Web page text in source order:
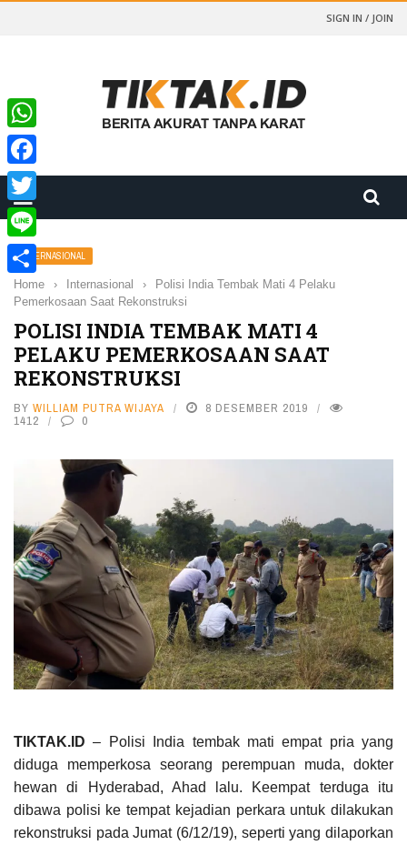
SIGN IN / JOIN
INTERNASIONAL
Home › Internasional ›
Polisi India Tembak Mati 4 Pelaku
Pemerkosaan Saat Rekonstruksi
POLISI INDIA TEMBAK MATI 4
PELAKU PEMERKOSAAN SAAT
REKONSTRUKSI
BY WILLIAM PUTRA WIJAYA
8 DESEMBER 2019
1412
0
TIKTAK.ID – Polisi India tembak mati empat pria yang
diduga memperkosa seorang perempuan muda, dokter
hewan di Hyderabad, Ahad lalu. Keempat terduga itu
dibawa polisi ke tempat kejadian perkara untuk dilakukan
rekonstruksi pada Jumat (6/12/19), seperti yang dilaporkan
WhatsApp
Facebook
Twitter
Line
Share